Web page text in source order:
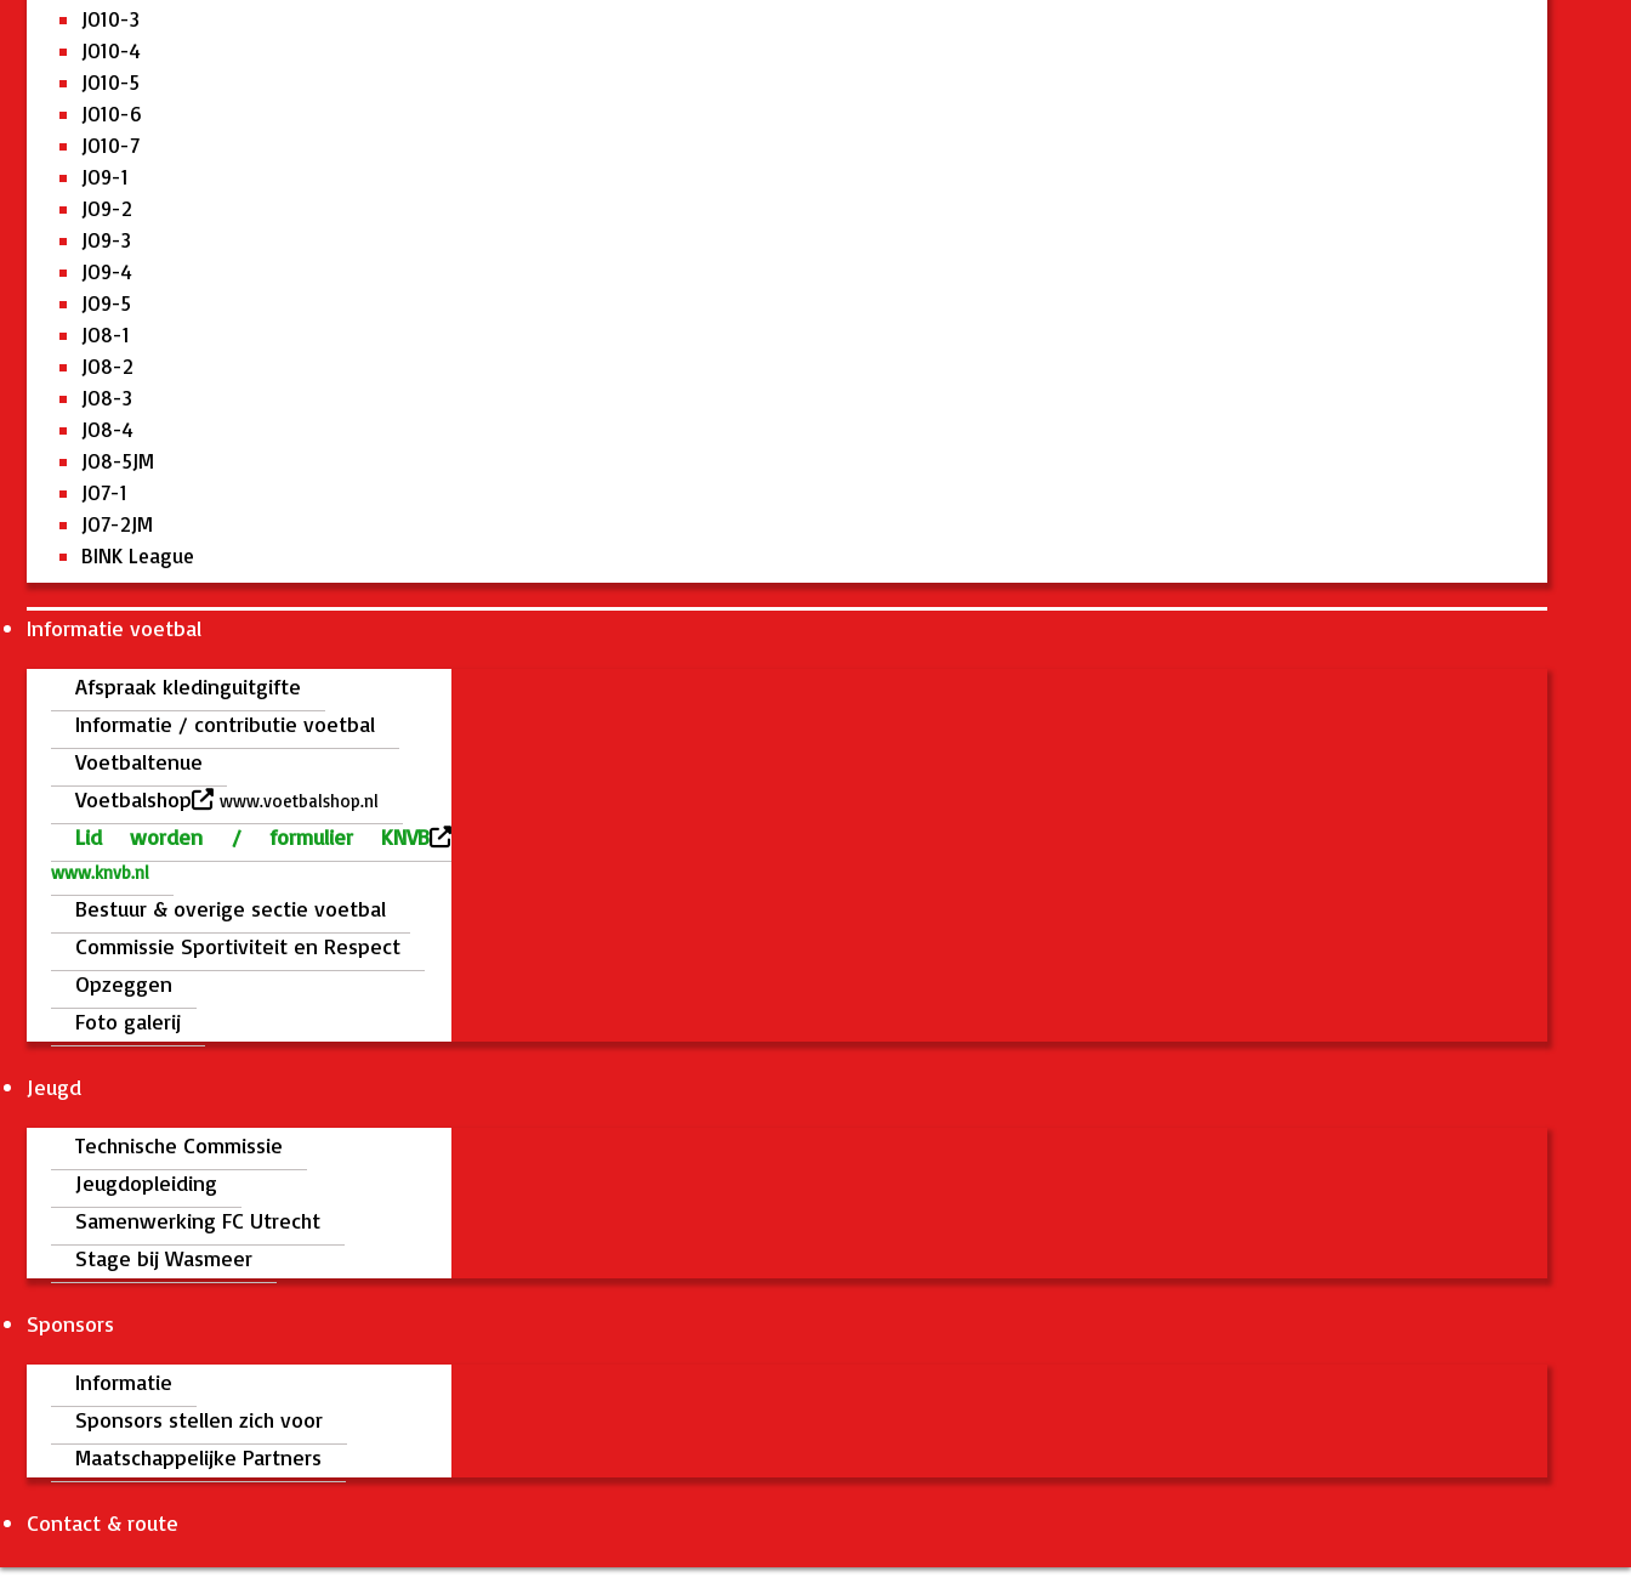
JO10-3
JO10-4
JO10-5
JO10-6
JO10-7
JO9-1
JO9-2
JO9-3
JO9-4
JO9-5
JO8-1
JO8-2
JO8-3
JO8-4
JO8-5JM
JO7-1
JO7-2JM
BINK League
Informatie voetbal
Afspraak kledinguitgifte
Informatie / contributie voetbal
Voetbaltenue
Voetbalshop
www.voetbalshop.nl
Lid worden / formulier KNVB
www.knvb.nl
Bestuur & overige sectie voetbal
Commissie Sportiviteit en Respect
Opzeggen
Foto galerij
Jeugd
Technische Commissie
Jeugdopleiding
Samenwerking FC Utrecht
Stage bij Wasmeer
Sponsors
Informatie
Sponsors stellen zich voor
Maatschappelijke Partners
Contact & route